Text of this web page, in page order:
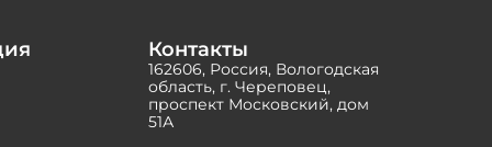
Контакты
162606, Россия, Вологодская
область, г. Череповец,
проспект Московский, дом
51А